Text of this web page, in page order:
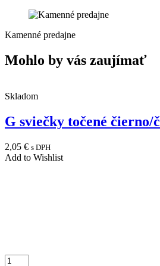
Kamenné predajne
Mohlo by vás zaujímať
Skladom
G sviečky točené čierno/
2,05 € s DPH
Add to Wishlist